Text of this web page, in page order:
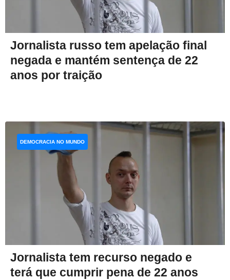
Jornalista russo tem apelação final
negada e mantém sentença de 22
anos por traição
Jornalista tem recurso negado e
terá que cumprir pena de 22 anos
DEMOCRACIA NO MUNDO